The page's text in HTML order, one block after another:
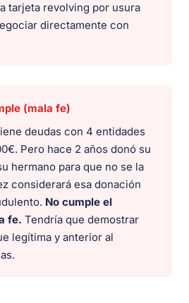
tarjeta revolving por usura
directamente con
(mala fe)
deudas con 4 entidades
Pero hace 2 años donó su
hermano para que no se la
considerará esa donación
No cumple el
fe. Tendría que demostrar
legítima y anterior al